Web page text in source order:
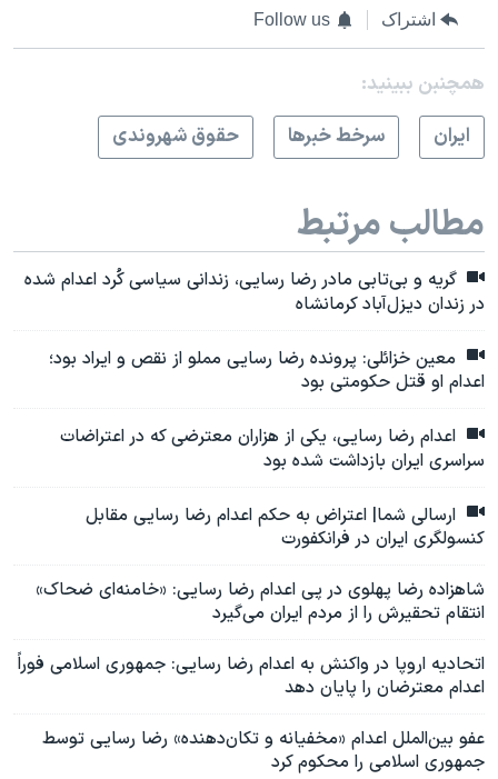
اشتراک Follow us
همچنبن ببینید:
ايران
سرخط خبرها حقوق شهروندی
مطالب مرتبط
گریه و بی‌تابی مادر رضا رسایی، زندانی سیاسی کُرد اعدام شده
در زندان دیزل‌آباد کرمانشاه
معین خزائلی: پرونده رضا رسایی مملو از نقص و ایراد بود؛
اعدام او قتل حکومتی بود
اعدام رضا رسایی، یکی از هزاران معترضی که در اعتراضات
سراسری ایران بازداشت شده بود
ارسالی شما| اعتراض به حکم اعدام رضا رسایی مقابل
کنسولگری ایران در فرانکفورت
شاهزاده رضا پهلوی در پی اعدام رضا رسایی: «خامنه‌ای ضحاک»
انتقام تحقیرش را از مردم ایران می‌گیرد
اتحادیه اروپا در واکنش به اعدام رضا رسایی: جمهوری اسلامی فوراً
اعدام معترضان را پایان دهد
عفو بین‌الملل اعدام «مخفیانه و تکان‌دهنده» رضا رسایی توسط
جمهوری اسلامی را محکوم کرد